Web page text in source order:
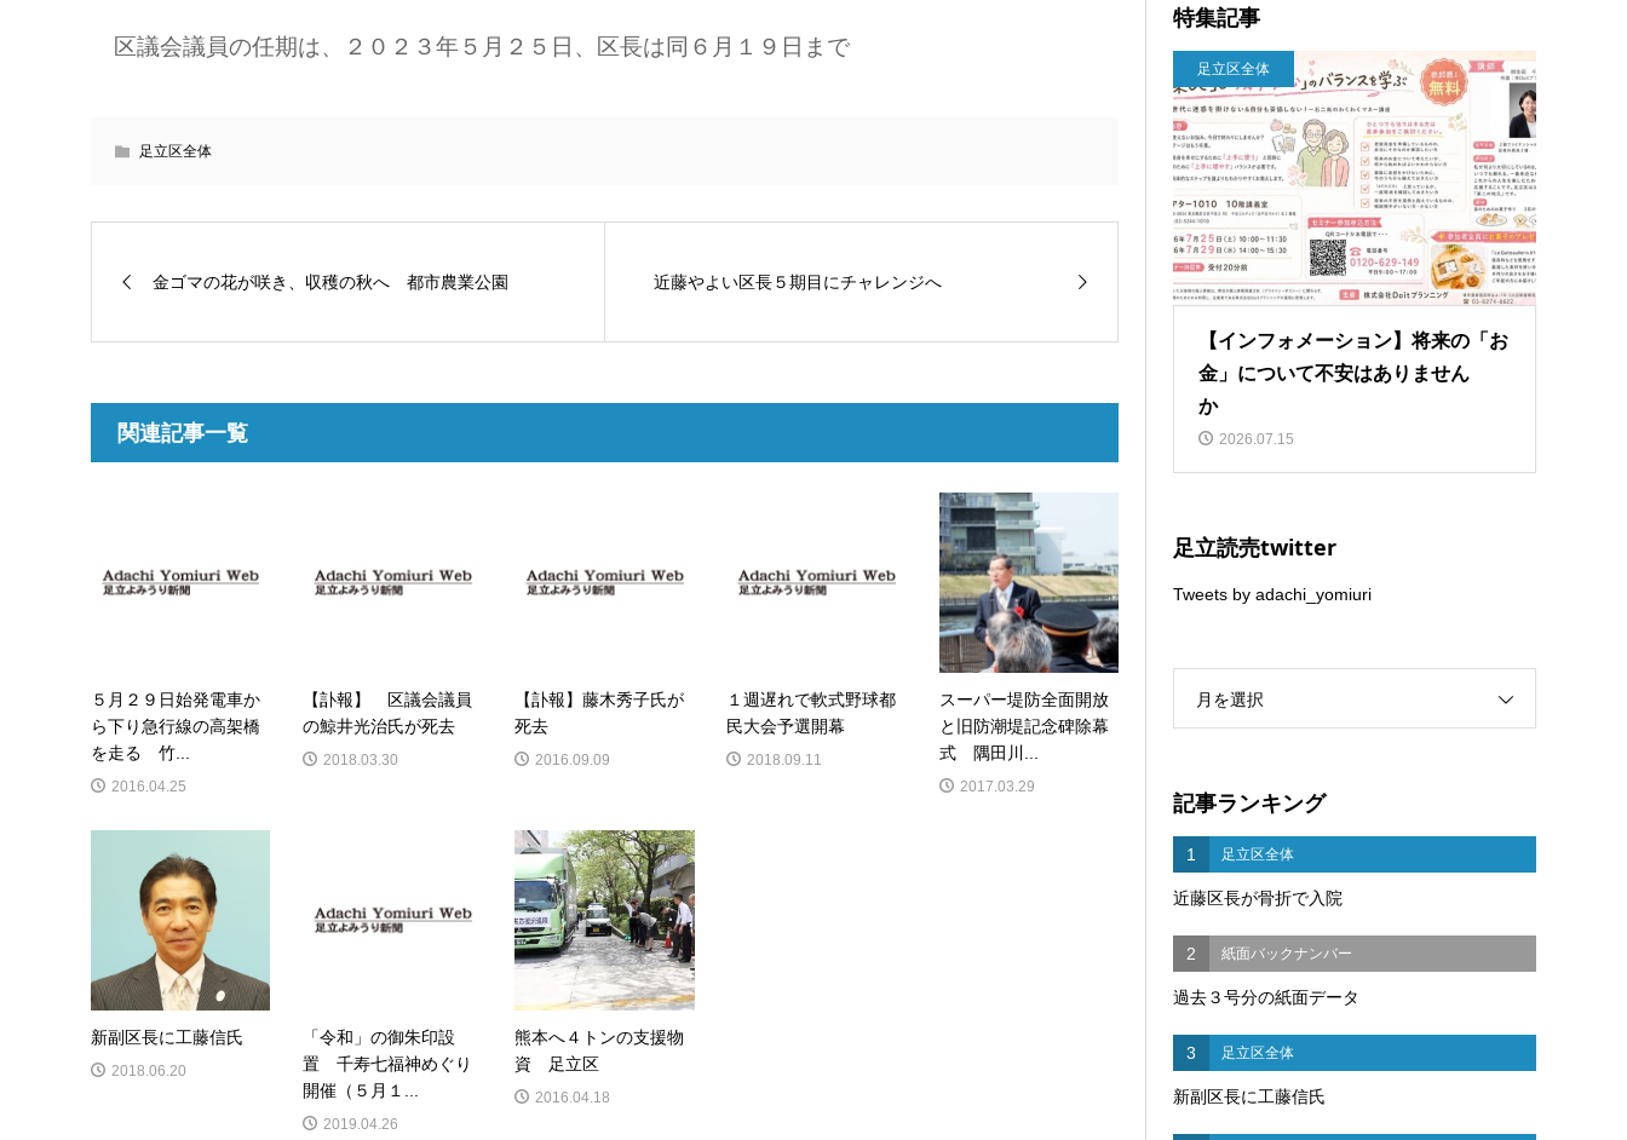
区議会議員の任期は、２０２３年５月２５日、区長は同６月１９日まで
足立区全体
金ゴマの花が咲き、収穫の秋へ 都市農業公園 近藤やよい区長５期目にチャレンジへ
関連記事一覧
５月２９日始発電車か
ら下り急行線の高架橋
を走る 竹...
2016.04.25
【訃報】 区議会議員
の鯨井光治氏が死去
2018.03.30
【訃報】藤木秀子氏が
死去
2016.09.09
１週遅れで軟式野球都
民大会予選開幕
2018.09.11
スーパー堤防全面開放
と旧防潮堤記念碑除幕
式 隅田川...
2017.03.29
新副区長に工藤信氏
2018.06.20
「令和」の御朱印設
置 千寿七福神めぐり
開催（５月１...
2019.04.26
熊本へ４トンの支援物
資 足立区
2016.04.18
特集記事
足立区全体
【インフォメーション】将来の「お
金」について不安はありません
か
2026.07.15
足立読売twitter
Tweets by adachi_yomiuri
月を選択
記事ランキング
1 足立区全体
近藤区長が骨折で入院
2 紙面バックナンバー
過去３号分の紙面データ
3 足立区全体
新副区長に工藤信氏